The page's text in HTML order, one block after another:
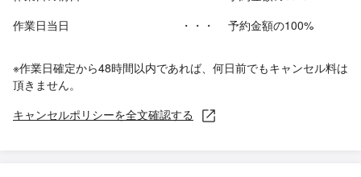
作業日当日
・・・ 予約金額の100%
※作業日確定から48時間以内であれば、何日前でもキャンセル料は
頂きません。
キャンセルポリシーを全文確認する